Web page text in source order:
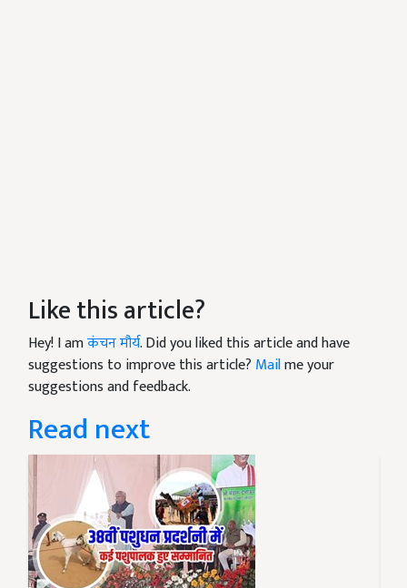
Like this article?
Hey! I amकंचन मौर्य. Did you liked this article and have
suggestions to improve this article? Mailme your
suggestions and feedback.
Read next